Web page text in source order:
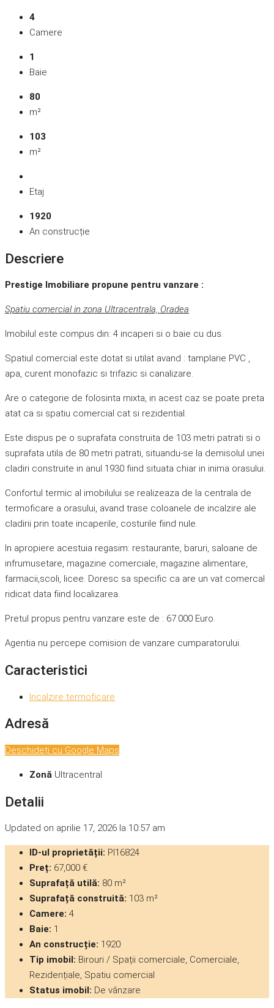
4
Camere
1
Baie
80
m²
103
m²
Etaj
1920
An construcție
Descriere
Prestige Imobiliare propune pentru vanzare :
Spatiu comercial in zona Ultracentrala, Oradea
Imobilul este compus din: 4 incaperi si o baie cu dus.
Spatiul comercial este dotat si utilat avand : tamplarie PVC ,
apa, curent monofazic si trifazic si canalizare.
Are o categorie de folosinta mixta, in acest caz se poate preta
atat ca si spatiu comercial cat si rezidential.
Este dispus pe o suprafata construita de 103 metri patrati si o
suprafata utila de 80 metri patrati, situandu-se la demisolul unei
cladiri construite in anul 1930 fiind situata chiar in inima orasului.
Confortul termic al imobilului se realizeaza de la centrala de
termoficare a orasului, avand trase coloanele de incalzire ale
cladirii prin toate incaperile, costurile fiind nule.
In apropiere acestuia regasim: restaurante, baruri, saloane de
infrumusetare, magazine comerciale, magazine alimentare,
farmacii,scoli, licee. Doresc sa specific ca are un vat comercal
ridicat data fiind localizarea.
Pretul propus pentru vanzare este de : 67.000 Euro.
Agentia nu percepe comision de vanzare cumparatorului.
Caracteristici
Incalzire termoficare
Adresă
Deschideți cu Google Maps
Zonă Ultracentral
Detalii
Updated on aprilie 17, 2026 la 10:57 am
ID-ul proprietății: PI16824
Preț: 67,000 €
Suprafață utilă: 80 m²
Suprafață construită: 103 m²
Camere: 4
Baie: 1
An construcție: 1920
Tip imobil: Birouri / Spații comerciale, Comerciale,
Rezidențiale, Spatiu comercial
Status imobil: De vânzare